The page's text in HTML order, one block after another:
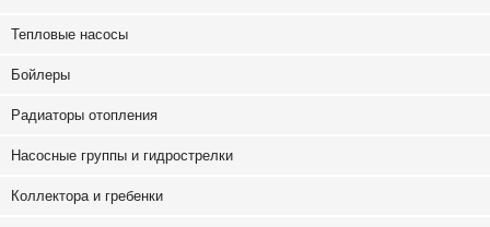
Тепловые насосы
Бойлеры
Радиаторы отопления
Насосные группы и гидрострелки
Коллектора и гребенки